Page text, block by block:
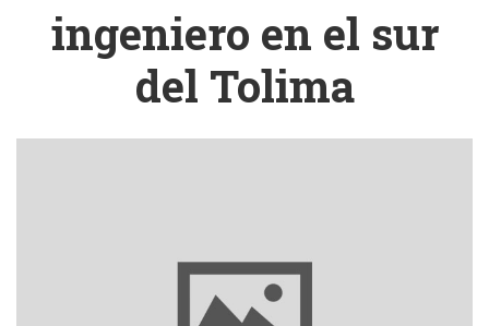
ingeniero en el sur
del Tolima